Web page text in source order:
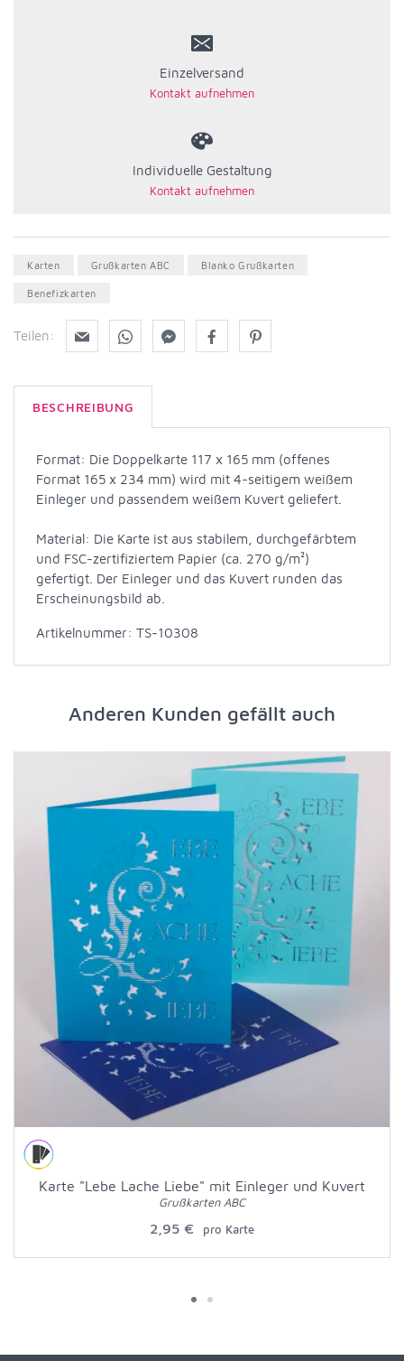
Einzelversand
Individuelle Gestaltung
Karten Grußkarten ABC Blanko Grußkarten
Benefizkarten
Teilen:
BESCHREIBUNG
Format: Die Doppelkarte 117 x 165 mm (offenes
Format 165 x 234 mm) wird mit 4-seitigem weißem
Einleger und passendem weißem Kuvert geliefert.
Material: Die Karte ist aus stabilem, durchgefärbtem
und FSC-zertifiziertem Papier (ca. 270 g/m²)
gefertigt. Der Einleger und das Kuvert runden das
Erscheinungsbild ab.
Artikelnummer: TS-10308
Anderen Kunden gefällt auch
Karte "Lebe Lache Liebe" mit Einleger und Kuvert
Grußkarten ABC
2,95 € pro Karte